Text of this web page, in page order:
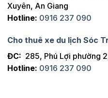
Xuyên, An Giang
Hotline: 0916 237 090
Cho thuê xe du lịch Sóc
ĐC: 285, Phú Lợi phường
Hotline: 0916 237 090